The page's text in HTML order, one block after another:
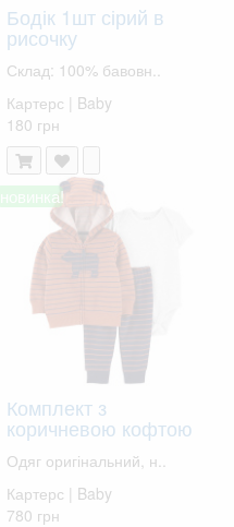
Бодік 1шт сірий в
рисочку
Склад: 100% бавовн..
Картерс | Baby
180 грн
новинка!
Комплект з
коричневою кофтою
Одяг оригінальний, н..
Картерс | Baby
780 грн